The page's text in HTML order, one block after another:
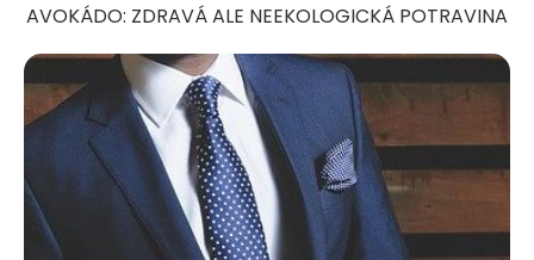
AVOKÁDO: ZDRAVÁ ALE NEEKOLOGICKÁ POTRAVINA